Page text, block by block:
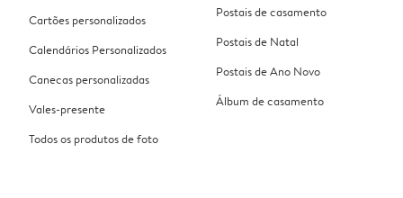
Cartões personalizados
Calendários Personalizados
Canecas personalizadas
Vales-presente
Todos os produtos de foto
Postais de casamento
Postais de Natal
Postais de Ano Novo
Álbum de casamento